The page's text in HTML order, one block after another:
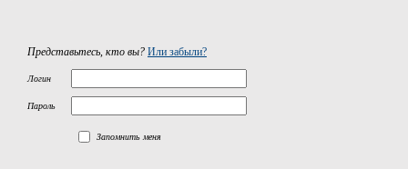
Представьтесь, кто вы? Или забыли?
Логин
Пароль
Запомнить меня